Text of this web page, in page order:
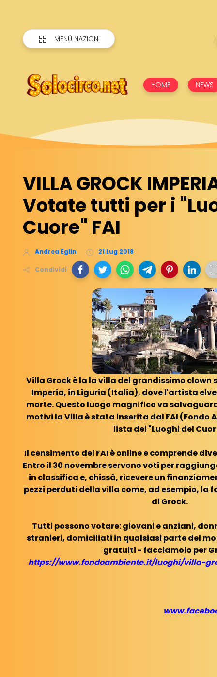
MENÙ NAZIONI
HOME NEWS
VILLA GROCK
Votate tutti per i
Cuore" FAI
Andrea Eglin 21 Lug 2018
Condividi
Villa Grock è la la villa del grandissimo clown
Imperia, in Liguria (Italia), dove l'artista
morte. Questo luogo magnifico va
motivi la Villa è stata inserita dal FAI (Fondo
lista dei "Luoghi del
Il censimento del FAI è online e comprende
Entro il 30 novembre servono voti per
in classifica e, chissà, ricevere un
pezzi perduti della villa come, ad esempio,
di Grock.
Tutti possono votare: giovani e anziani,
stranieri, domiciliati in qualsiasi parte del
gratuiti - facciamolo per
https://www.fondoambiente.it/luoghi/villa-